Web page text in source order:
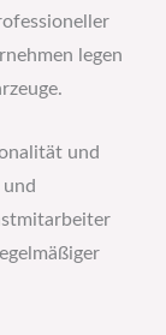
legen
und